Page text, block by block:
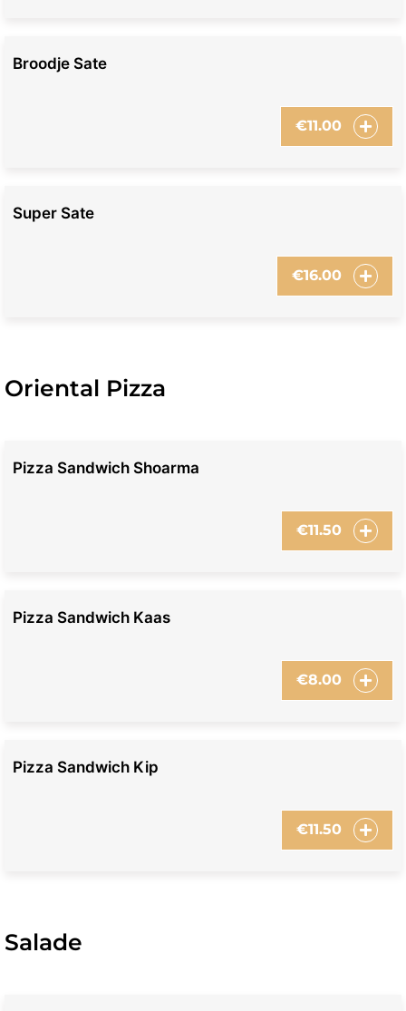
Broodje Sate
€11.00
Super Sate
€16.00
Oriental Pizza
Pizza Sandwich Shoarma
€11.50
Pizza Sandwich Kaas
€8.00
Pizza Sandwich Kip
€11.50
Salade